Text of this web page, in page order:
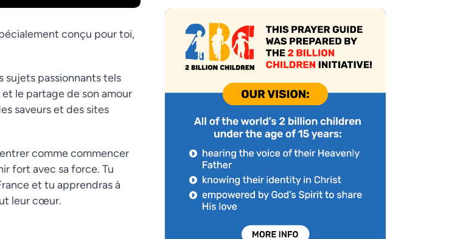
conçu pour toi,
sujets passionnants tels
le partage de son amour
saveurs et des sites
comme commencer
fort avec sa force. Tu
et tu apprendras à
leur cœur.